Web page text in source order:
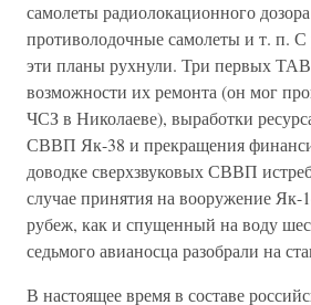
самолеты радиолокационного
противолодочные самолеты и т. п.
эти планы рухнули. Три первых
возможности их ремонта (он мог
ЧСЗ в Николаеве), выработки
СВВП Як-38 и прекращения
доводке сверхзвуковых СВВП
случае принятия на вооружение Як-
рубеж, как и спущенный на воду
седьмого авианосца разобрали на
В настоящее время в составе